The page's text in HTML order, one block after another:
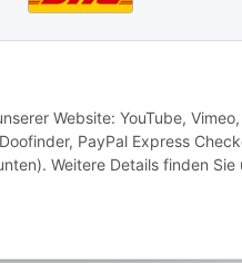
Website: YouTube, Vimeo,
PayPal Express
Weitere Details finden Sie
AGB | Datenschutz |